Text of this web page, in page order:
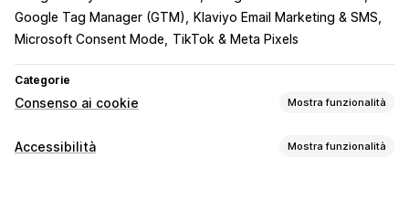
Google Tag Manager (GTM)
Klaviyo Email Marketing & SMS
Microsoft Consent Mode
TikTok & Meta Pixels
Categorie
Consenso ai cookie Mostra funzionalità
Opzioni di visualizzazione
Accessibilità Mostra funzionalità